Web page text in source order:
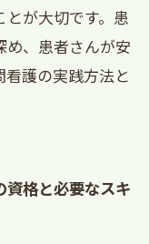
が大切です。患
、患者さんが安
護の実践方法と
格と必要なスキ